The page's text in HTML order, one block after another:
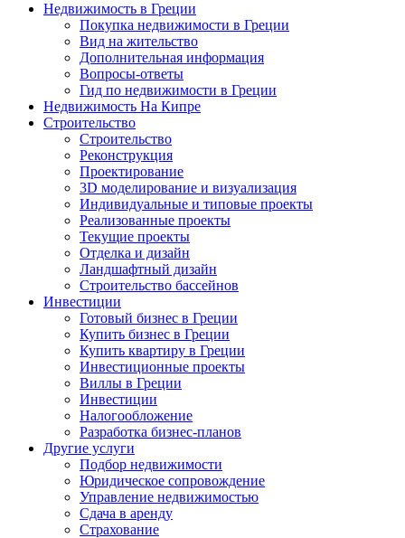
Недвижимость в Греции
Покупка недвижимости в Греции
Вид на жительство
Дополнительная информация
Вопросы-ответы
Гид по недвижимости в Греции
Недвижимость На Кипре
Строительство
Строительство
Реконструкция
Проектирование
3D моделирование и визуализация
Индивидуальные и типовые проекты
Реализованные проекты
Текущие проекты
Отделка и дизайн
Ландшафтный дизайн
Строительство бассейнов
Инвестиции
Готовый бизнес в Греции
Купить бизнес в Греции
Купить квартиру в Греции
Инвестиционные проекты
Виллы в Греции
Инвестиции
Налогообложение
Разработка бизнес-планов
Другие услуги
Подбор недвижимости
Юридическое сопровождение
Управление недвижимостью
Сдача в аренду
Страхование